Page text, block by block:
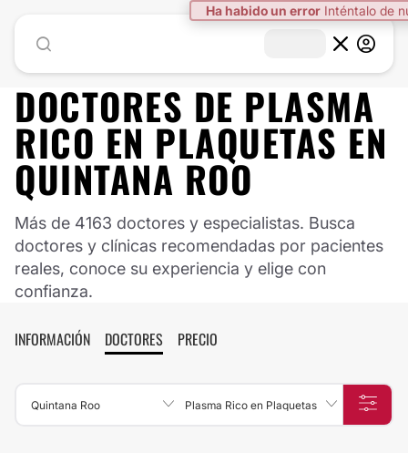
Ha habido un error Inténtalo de
DOCTORES DE PLASMA
RICO EN PLAQUETAS EN
QUINTANA ROO
Más de 4163 doctores y especialistas. Busca
doctores y clínicas recomendadas por pacientes
reales, conoce su experiencia y elige con
confianza.
INFORMACIÓN DOCTORES PRECIO
Quintana Roo Plasma Rico en Plaquetas